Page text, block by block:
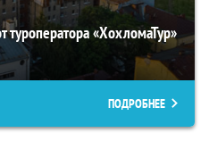
туроператора «ХохломаТур»
ПОДРОБНЕЕ